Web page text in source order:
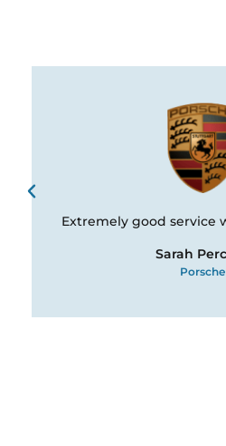
Extremely good service
Sarah
Porsche